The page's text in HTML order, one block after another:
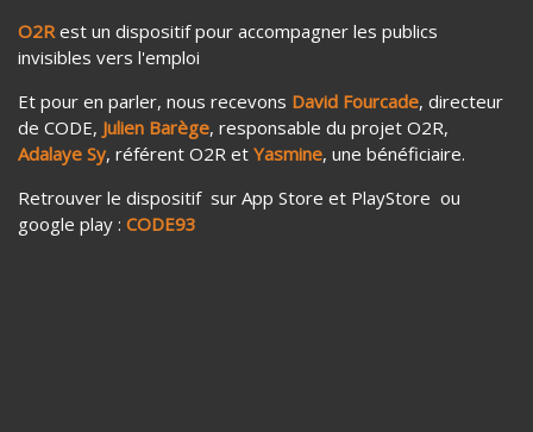
O2R est un dispositif pour accompagner les publics
invisibles vers l'emploi
Et pour en parler, nous recevons David Fourcade, directeur
de CODE, Julien Barège, responsable du projet O2R,
Adalaye Sy, référent O2R et Yasmine, une bénéficiaire.
Retrouver le dispositif sur App Store et PlayStore ou
google play : CODE93